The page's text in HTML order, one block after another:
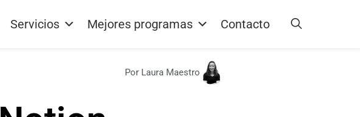
Servicios Mejores programas Contacto
Por Laura Maestro